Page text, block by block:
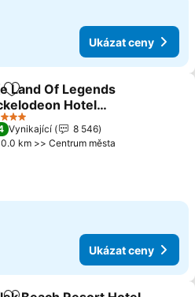
Ukázat ceny
Přidat na seznam oblíbených
Land Of Legends
Hotel
ceny
hvězdiček
Vynikající
8 546
km >> Centrum města
Ukázat ceny